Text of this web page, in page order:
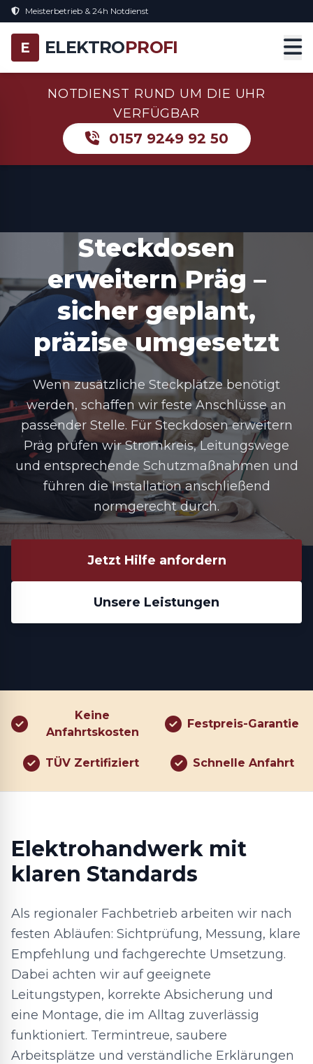
Meisterbetrieb & 24h Notdienst
E ELEKTROPROFI
NOTDIENST RUND UM DIE UHR
VERFÜGBAR
0157 9249 92 50
Steckdosen
erweitern Präg –
sicher geplant,
präzise umgesetzt
Wenn zusätzliche Steckplätze benötigt
werden, schaffen wir feste Anschlüsse an
passender Stelle. Für Steckdosen erweitern
Präg prüfen wir Stromkreis, Leitungswege
und entsprechende Schutzmaßnahmen und
führen die Installation anschließend
normgerecht durch.
Jetzt Hilfe anfordern
Unsere Leistungen
Keine
Anfahrtskosten
Festpreis-Garantie
TÜV Zertifiziert Schnelle Anfahrt
Elektrohandwerk mit
klaren Standards
Als regionaler Fachbetrieb arbeiten wir nach
festen Abläufen: Sichtprüfung, Messung, klare
Empfehlung und fachgerechte Umsetzung.
Dabei achten wir auf geeignete
Leitungstypen, korrekte Absicherung und
eine Montage, die im Alltag zuverlässig
funktioniert. Termintreue, saubere
Arbeitsplätze und verständliche Erklärungen